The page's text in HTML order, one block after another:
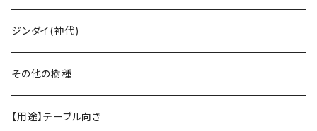
ジンダイ(神代)
その他の樹種
【用途】テーブル向き